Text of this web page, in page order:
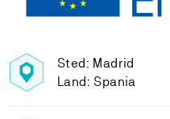
Sted: Madrid
Land: Spania